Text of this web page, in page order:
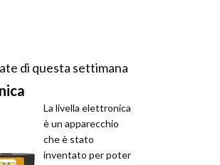
di questa settimana
La livella elettronica
è un apparecchio
che è stato
inventato per poter